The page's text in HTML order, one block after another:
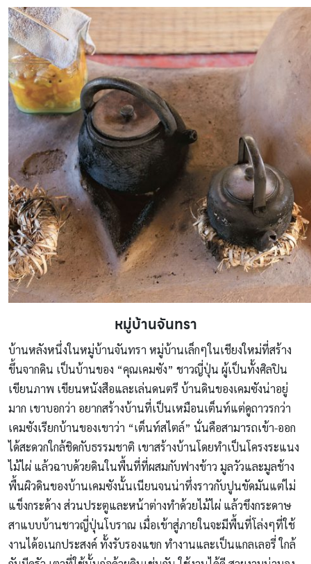
หมู่บ้านจันทรา
บ้านหลังหนึ่งในหมู่บ้านจันทรา หมู่บ้านเล็กๆในเชียงใหม่ที่สร้าง
ขึ้นจากดิน เป็นบ้านของ “คุณเคมซัง” ชาวญี่ปุ่น ผู้เป็นทั้งศิลปิน
เขียนภาพ เขียนหนังสือและเล่นดนตรี บ้านดินของเคมซังน่าอยู่
มาก เขาบอกว่า อยากสร้างบ้านที่เป็นเหมือนเต็นท์แต่ดูถาวรกว่า
เคมซังเรียกบ้านของเขาว่า “เต็นท์สไตล์” นั่นคือสามารถเข้า-ออก
ได้สะดวกใกล้ชิดกับธรรมชาติ เขาสร้างบ้านโดยทำเป็นโครงระแนง
ไม้ไผ่ แล้วฉาบด้วยดินในพื้นที่ที่ผสมกับฟางข้าว มูลวัวและมูลช้าง
พื้นผิวดินของบ้านเคมซังนั้นเนียนจนน่าทึ่งราวกับปูนขัดมันแต่ไม่
แข็งกระด้าง ส่วนประตูและหน้าต่างทำด้วยไม้ไผ่ แล้วขึงกระดาษ
สาแบบบ้านชาวญี่ปุ่นโบราณ เมื่อเข้าสู่ภายในจะมีพื้นที่โล่งๆที่ใช้
งานได้อเนกประสงค์ ทั้งรับรองแขก ทำงานและเป็นแกลเลอรี่ ใกล้